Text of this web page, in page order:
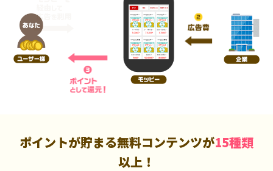
ポイントが貯まる無料コンテンツが15種類
以上！